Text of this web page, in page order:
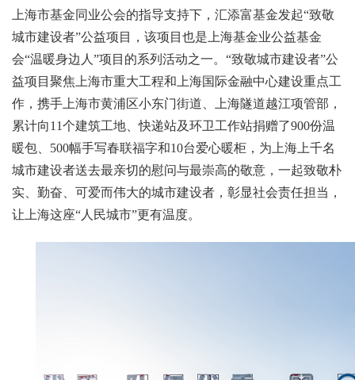
上海市基金同业公会的指导支持下，汇添富基金发起“致敬
城市建设者”公益项目，该项目也是上海基金业公益基金
会“温暖身边人”项目的系列活动之一。“致敬城市建设者”公
益项目聚焦上海市重大工程和上海国际金融中心建设重点工
作，携手上海市黄浦区小东门街道、上海隧道越江项管部，
累计向11个建筑工地、快递站及环卫工作站捐赠了900份温
暖包、500幅手写春联福字和10台爱心暖柜，为上海上千名
城市建设者送去最亲切的慰问与最崇高的敬意，一起致敬朴
实、勤奋、可爱而伟大的城市建设者，彰显社会责任担当，
让上海这座“人民城市”更有温度。